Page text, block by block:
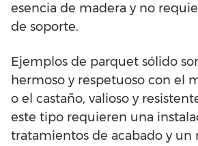
esencia de madera y no
de soporte.
Ejemplos de parquet sólido
hermoso y respetuoso con el
o el castaño, valioso y
este tipo requieren una
tratamientos de acabado y